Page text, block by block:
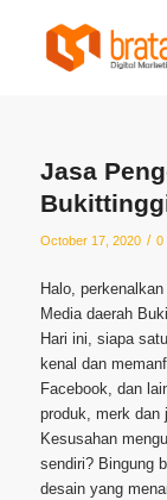
Jasa
October 17, 2020 / 0
Halo,
Media daerah
Hari ini, siapa
kenal dan
Facebook, dan
produk, merk dan
Kesusahan
sendiri? Bingung
desain yang